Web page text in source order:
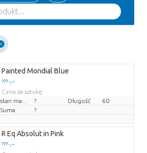
Painted Mondial Blue
??? -,--
Cena za sztukę
? Długość
60
Suma
?
R Eq Absolut in Pink
??? -,--